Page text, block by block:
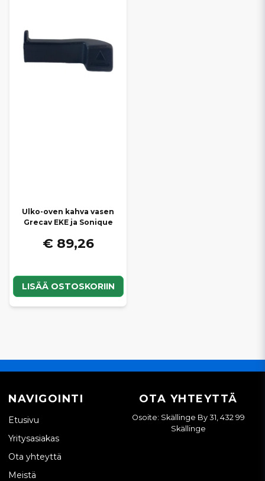
Ulko-oven kahva vasen
Grecav EKE ja Sonique
€ 89,26
LISÄÄ OSTOSKORIIN
NAVIGOINTI
Etusivu
Yritysasiakas
Ota yhteyttä
Meistä
OTA YHTEYTTÄ
Osoite: Skällinge By 31, 432 99
Skällinge